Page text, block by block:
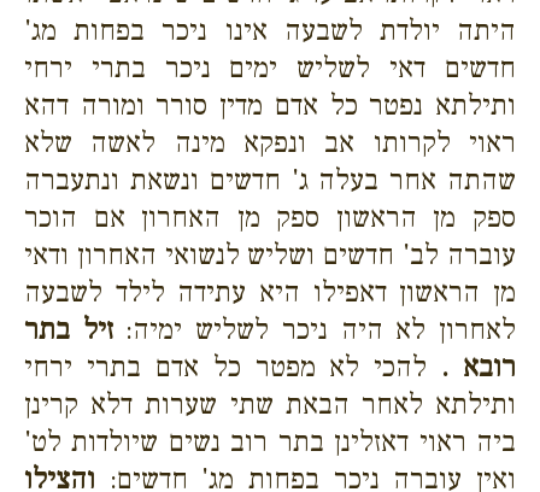
היתה יולדת לשבעה אינו ניכר בפחות מג'
חדשים דאי לשליש ימים ניכר בתרי ירחי
ותילתא נפטר כל אדם מדין סורר ומורה דהא
ראוי לקרותו אב ונפקא מינה לאשה שלא
שהתה אחר בעלה ג' חדשים ונשאת ונתעברה
ספק מן הראשון ספק מן האחרון אם הוכר
עוברה לב' חדשים ושליש לנשואי האחרון ודאי
מן הראשון דאפילו היא עתידה לילד לשבעה
לאחרון לא היה ניכר לשליש ימיה:זיל בתר
רובא . להכי לא מפטר כל אדם בתרי ירחי
ותילתא לאחר הבאת שתי שערות דלא קרינן
ביה ראוי דאזלינן בתר רוב נשים שיולדות לט'
ואין עוברה ניכר בפחות מג' חדשים: והצילו